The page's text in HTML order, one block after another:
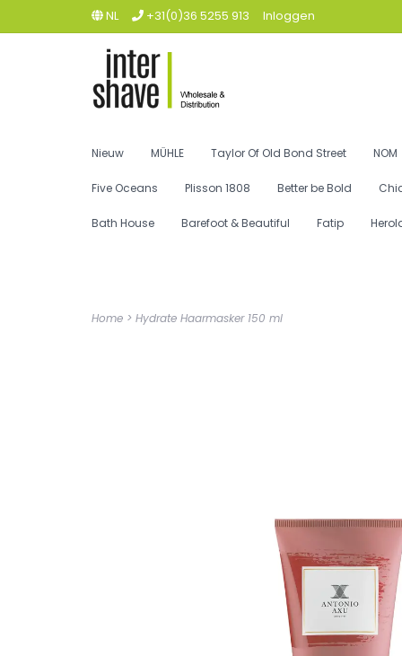
NL +31(0)36 5255 913 Inloggen
Nieuw MÜHLE Taylor Of Old Bond Street NOM
Five Oceans Plisson 1808 Better be Bold
Bath House Barefoot & Beautiful Fatip
Home > Hydrate Haarmasker 150 ml